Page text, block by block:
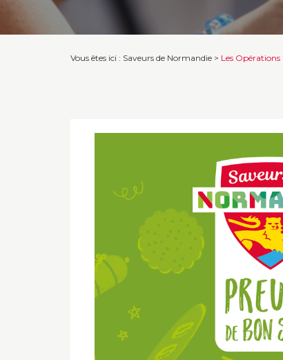
Vous êtes ici : Saveurs de Normandie > Les